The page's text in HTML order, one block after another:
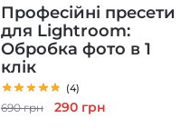
Професійні пресети
для Lightroom:
Обробка фото в 1
клік
(4)
690грн
Оригінальна
290 грн